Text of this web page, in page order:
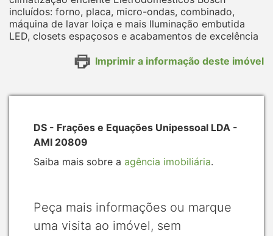
incluídos: forno, placa, micro-ondas, combinado,
máquina de lavar loiça e mais Iluminação embutida
LED, closets espaçosos e acabamentos de excelência
Imprimir a informação deste imóvel
DS - Frações e Equações Unipessoal LDA -
AMI 20809
Saiba mais sobre a agência imobiliária.
Peça mais informações ou marque
uma visita ao imóvel, sem